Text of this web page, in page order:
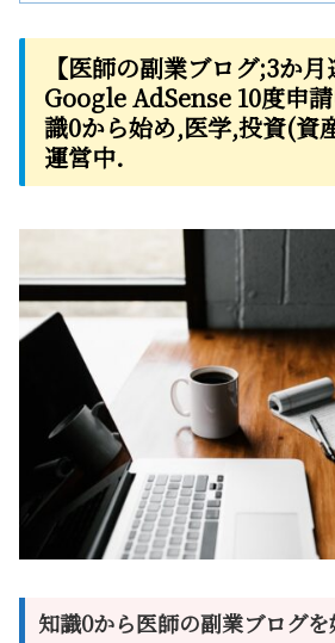
【医師の副業ブログ;3か月
Google AdSense 10度申
識0から始め,医学,投資(資
運営中．
知識0から医師の副業ブログを